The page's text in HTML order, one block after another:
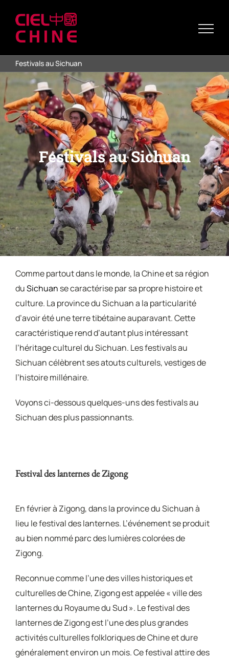
contenu
Festivals au Sichuan
Festivals au Sichuan
Comme partout dans le monde, la Chine et sa région
duSichuan se caractérise par sa propre histoire et
culture. La province du Sichuan a la particularité
d’avoir été une terre tibétaine auparavant. Cette
caractéristique rend d’autant plus intéressant
l’héritage culturel du Sichuan. Les festivals au
Sichuan célèbrent ses atouts culturels, vestiges de
l’histoire millénaire.
Voyons ci-dessous quelques-uns des festivals au
Sichuan des plus passionnants.
Festival des lanternes de Zigong
En février à Zigong, dans la province du Sichuan à
lieu le festival des lanternes. L’événement se produit
au bien nommé parc des lumières colorées de
Zigong.
Reconnue comme l’une des villes historiques et
culturelles de Chine, Zigong est appelée « ville des
lanternes du Royaume du Sud ». Le festival des
lanternes de Zigong est l’une des plus grandes
activités culturelles folkloriques de Chine et dure
généralement environ un mois. Ce festival attire des